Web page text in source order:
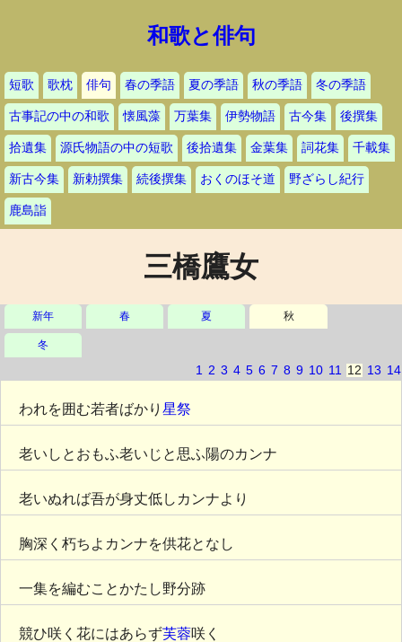
和歌と俳句
短歌 歌枕 俳句 春の季語 夏の季語 秋の季語 冬の季語
古事記の中の和歌 懐風藻 万葉集 伊勢物語 古今集 後撰集
拾遺集 源氏物語の中の短歌 後拾遺集 金葉集 詞花集 千載集
新古今集 新勅撰集 続後撰集 おくのほそ道 野ざらし紀行
鹿島詣
三橋鷹女
新年 春 夏 秋
冬
1 2 3 4 5 6 7 8 9 10 11 12 13 14
われを囲む若者ばかり 星祭
老いしとおもふ老いじと思ふ陽のカンナ
老いぬれば吾が身丈低しカンナより
胸深く朽ちよカンナを供花となし
一集を編むことかたし野分跡
競ひ咲く花にはあらず芙蓉咲く